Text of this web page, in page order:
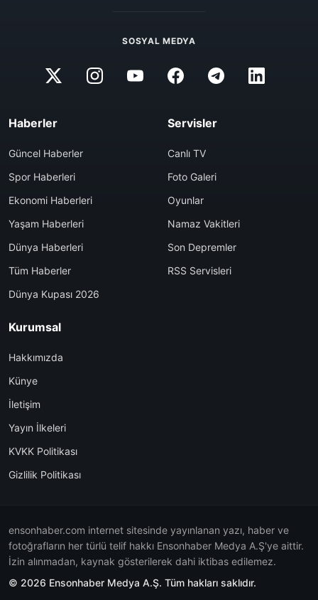
SOSYAL MEDYA
Haberler
Güncel Haberler
Spor Haberleri
Ekonomi Haberleri
Yaşam Haberleri
Dünya Haberleri
Tüm Haberler
Dünya Kupası 2026
Servisler
Canlı TV
Foto Galeri
Oyunlar
Namaz Vakitleri
Son Depremler
RSS Servisleri
Kurumsal
Hakkımızda
Künye
İletişim
Yayın İlkeleri
KVKK Politikası
Gizlilik Politikası
ensonhaber.com internet sitesinde yayınlanan yazı, haber ve
fotoğrafların her türlü telif hakkı Ensonhaber Medya A.Ş'ye aittir.
İzin alınmadan, kaynak gösterilerek dahi iktibas edilemez.
© 2026 Ensonhaber Medya A.Ş. Tüm hakları saklıdır.